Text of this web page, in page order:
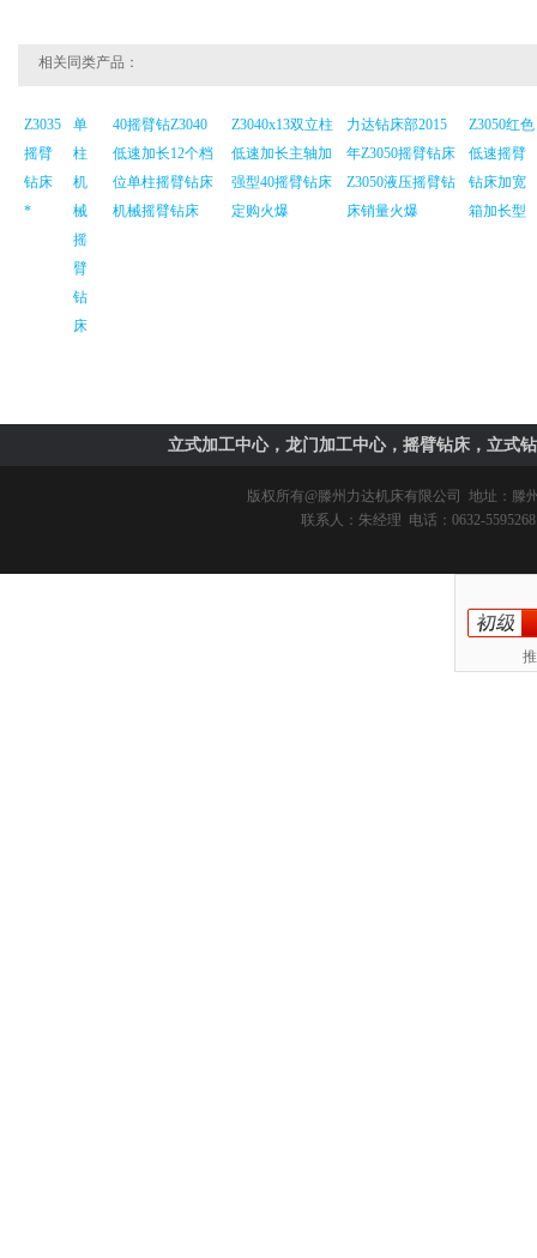
相关同类产品：
Z3035
摇臂
钻床
*
单
柱
机
械
摇
臂
钻
床
40摇臂钻Z3040
低速加长12个档
位单柱摇臂钻床
机械摇臂钻床
Z3040x13双立柱
低速加长主轴加
强型40摇臂钻床
定购火爆
力达钻床部2015
年Z3050摇臂钻床
Z3050液压摇臂钻
床销量火爆
Z3050红色
低速摇臂
钻床加宽
箱加长型
立式加工中心，龙门加工中心，摇臂钻床，立式
版权所有@滕州力达机床有限公司
地址：滕
联系人：朱经理 电话：0632-